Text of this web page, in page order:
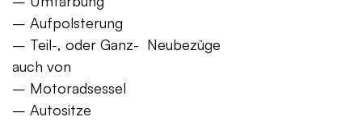
– Aufpolsterung
– Teil-, oder Ganz- Neubezüge
auch von
– Motoradsessel
– Autositze